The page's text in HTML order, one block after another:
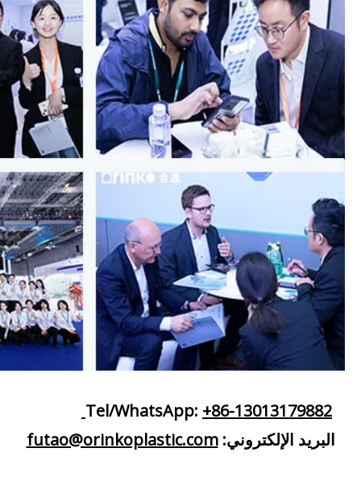
Tel/WhatsApp: +86-13013179882
البريد الإلكتروني:futao@orinkoplastic.com